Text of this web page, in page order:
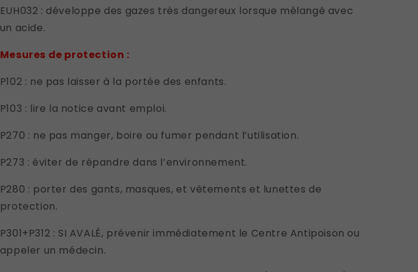
EUH032 : développe des gazes très dangereux lorsque mélangé avec
un acide.
Mesures de protection :
P102 : ne pas laisser à la portée des enfants.
P103 : lire la notice avant emploi.
P270 : ne pas manger, boire ou fumer pendant l’utilisation.
P273 : éviter de répandre dans l’environnement.
P280 : porter des gants, masques, et vêtements et lunettes de
protection.
P301+P312 : SI AVALÉ, prévenir immédiatement le Centre Antipoison ou
appeler un médecin.